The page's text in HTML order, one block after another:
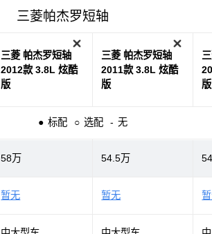
三菱帕杰罗短轴
三菱 帕杰罗短轴
2012款 3.8L 炫酷
版
三菱 帕杰罗短轴
2011款 3.8L 炫酷
版
版
● 标配 ○ 选配 - 无
58万 54.5万
暂无 暂无